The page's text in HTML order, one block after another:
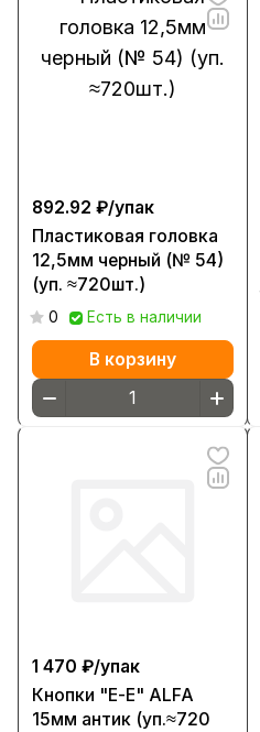
892.92 ₽/упак
Пластиковая головка
12,5мм черный (№ 54)
(уп. ≈720шт.)
0 Есть в наличии
В корзину
1 470 ₽/упак
Кнопки "Е-Е" ALFA
15мм антик (уп.≈720